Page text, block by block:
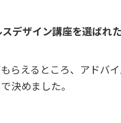
デザイン講座を選ばれ
らえるところ、アドバイ
決めました。